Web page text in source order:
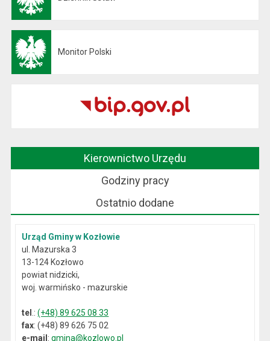
Monitor Polski
Kierownictwo Urzędu
Godziny pracy
Ostatnio dodane
Urząd Gminy w Kozłowie
ul. Mazurska 3
13-124 Kozłowo
powiat nidzicki,
woj. warmińsko - mazurskie
tel .:(+48) 89 625 08 33
fax: (+48) 89 626 75 02
e-mail:gmina@kozlowo.pl